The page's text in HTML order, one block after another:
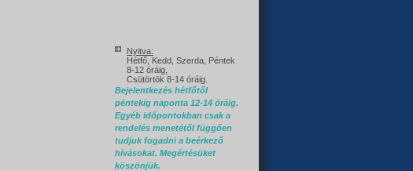
Nyitva:
Hétfő, Kedd, Szerda, Péntek
8-12 óráig,
Csütörtök 8-14 óráig.
Bejelentkezés hétfőtől
péntekig naponta 12-14 óráig.
Egyéb időpontokban csak a
rendelés menetétől függően
tudjuk fogadni a beérkező
hívásokat. Megértésüket
köszönjük.